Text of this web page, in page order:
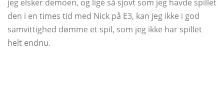
jeg elsker demoen, og lige så sjovt som jeg havde spillet
den i en times tid med Nick på E3, kan jeg ikke i god
samvittighed dømme et spil, som jeg ikke har spillet
helt endnu.